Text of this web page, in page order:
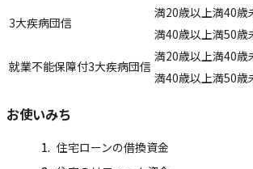
3大疾病団信
満20歳以上満40歳
満40歳以上満50歳
就業不能保障付3大疾病団信
満20歳以上満40歳
満40歳以上満50歳
お使いみち
住宅ローンの借換資金